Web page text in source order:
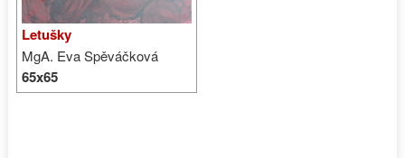
Letušky
MgA. Eva Spěváčková
65x65